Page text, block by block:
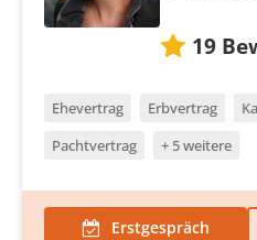
19
Ehevertrag Erbvertrag
Pachtvertrag
+ 5 weitere
Erstgespräch